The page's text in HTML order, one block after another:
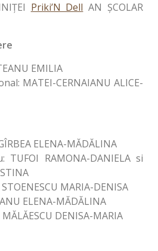
Priki’N Dell AN ŞCOLAR
EMILIA
MATEI-CERNAIANU ALICE-
ELENA-MĂDĂLINA
TUFOI RAMONA-DANIELA si
MARIA-DENISA
ELENA-MĂDĂLINA
DENISA-MARIA